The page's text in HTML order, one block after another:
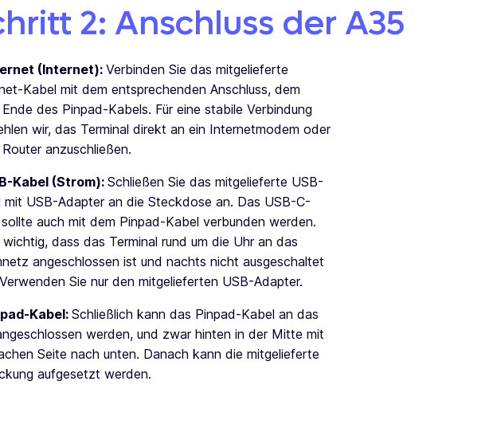
2: Anschluss der A35
(Internet): Verbinden Sie das mitgelieferte
Kabel mit dem entsprechenden Anschluss, dem
des Pinpad-Kabels. Für eine stabile Verbindung
wir, das Terminal direkt an ein Internetmodem oder
anzuschließen.
Kabel (Strom): Schließen Sie das mitgelieferte USB-
mit USB-Adapter an die Steckdose an. Das USB-C-
auch mit dem Pinpad-Kabel verbunden werden.
wichtig, dass das Terminal rund um die Uhr an das
angeschlossen ist und nachts nicht ausgeschaltet
Sie nur den mitgelieferten USB-Adapter.
Kabel: Schließlich kann das Pinpad-Kabel an das
werden, und zwar hinten in der Mitte mit
Seite nach unten. Danach kann die mitgelieferte
aufgesetzt werden.